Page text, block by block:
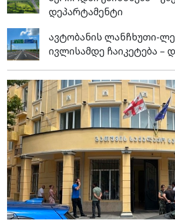
დეპარტამენტი
ავტობანის ლანჩხუთი-
ივლისამდე ჩაიკეტება –